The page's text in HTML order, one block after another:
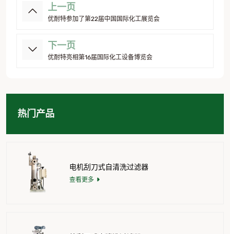
上一页
优耐特参加了第22届中国国际化工展览会
下一页
优耐特亮相第16届国际化工设备博览会
热门产品
电机刮刀式自清洗过滤器
查看更多